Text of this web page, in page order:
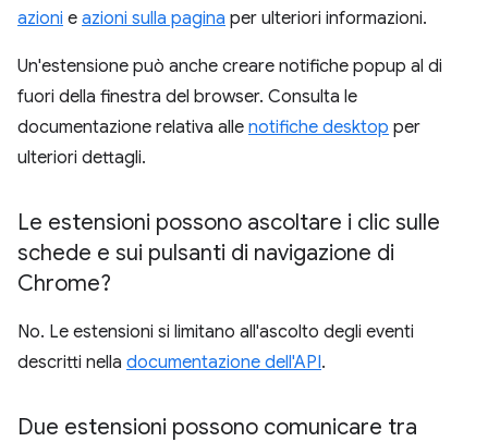
azioni e azioni sulla pagina per ulteriori informazioni.
Un'estensione può anche creare notifiche popup al di
fuori della finestra del browser. Consulta le
documentazione relativa alle notifiche desktop per
ulteriori dettagli.
Le estensioni possono ascoltare i clic sulle
schede e sui pulsanti di navigazione di
Chrome?
No. Le estensioni si limitano all'ascolto degli eventi
descritti nella documentazione dell'API.
Due estensioni possono comunicare tra